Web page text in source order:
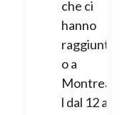
che ci
hanno
raggiunt
o a
Montrea
l dal 12 al